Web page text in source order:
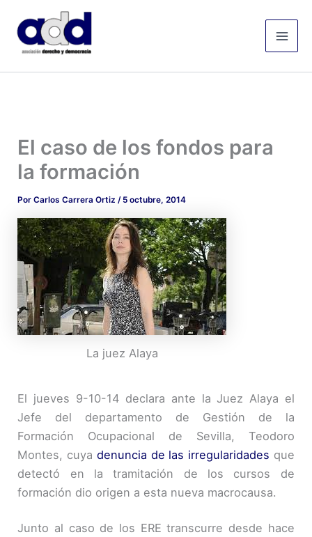
contenido
El caso de los fondos para
la formación
PorCarlos Carrera Ortiz/ 5 octubre, 2014
La juez Alaya
El jueves 9-10-14 declara ante la Juez Alaya el
Jefe del departamento de Gestión de la
Formación Ocupacional de Sevilla, Teodoro
Montes, cuya denuncia de las irregularidades que
detectó en la tramitación de los cursos de
formación dio origen a esta nueva macrocausa.
Junto al caso de los ERE transcurre desde hace